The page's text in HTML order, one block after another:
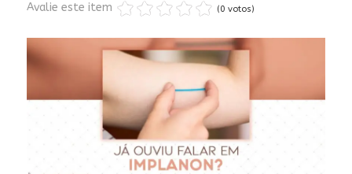
Avalie este item
(0 votos)